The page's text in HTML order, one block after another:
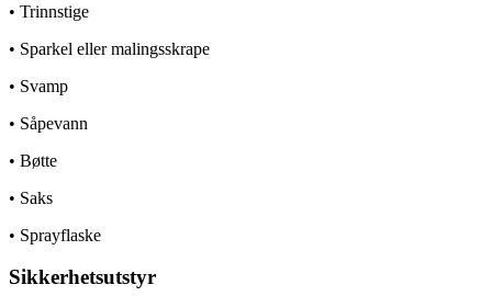
• Trinnstige
• Sparkel eller malingsskrape
• Svamp
• Såpevann
• Bøtte
• Saks
• Sprayflaske
Sikkerhetsutstyr